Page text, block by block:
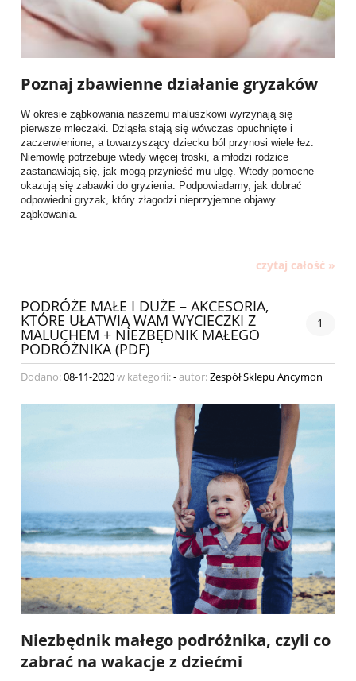
Poznaj zbawienne działanie gryzaków
W okresie ząbkowania naszemu maluszkowi wyrzynają się
pierwsze mleczaki. Dziąsła stają się wówczas opuchnięte i
zaczerwienione, a towarzyszący dziecku ból przynosi wiele łez.
Niemowlę potrzebuje wtedy więcej troski, a młodzi rodzice
zastanawiają się, jak mogą przynieść mu ulgę. Wtedy pomocne
okazują się zabawki do gryzienia. Podpowiadamy, jak dobrać
odpowiedni gryzak, który złagodzi nieprzyjemne objawy
ząbkowania.
czytaj całość »
PODRÓŻE MAŁE I DUŻE – AKCESORIA,
KTÓRE UŁATWIĄ WAM WYCIECZKI Z
MALUCHEM + NIEZBĘDNIK MAŁEGO
PODRÓŻNIKA (PDF)
1
Dodano:08-11-2020w kategorii:-autor:Zespół Sklepu Ancymon
Niezbędnik małego podróżnika, czyli co
zabrać na wakacje z dziećmi